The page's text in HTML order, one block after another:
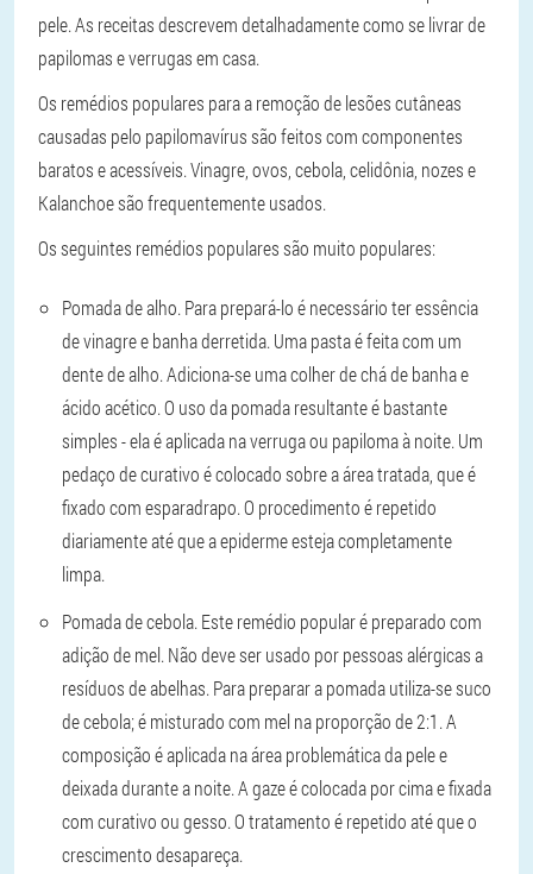
pele. As receitas descrevem detalhadamente como se livrar de
papilomas e verrugas em casa.
Os remédios populares para a remoção de lesões cutâneas
causadas pelo papilomavírus são feitos com componentes
baratos e acessíveis. Vinagre, ovos, cebola, celidônia, nozes e
Kalanchoe são frequentemente usados.
Os seguintes remédios populares são muito populares:
Pomada de alho. Para prepará-lo é necessário ter essência
de vinagre e banha derretida. Uma pasta é feita com um
dente de alho. Adiciona-se uma colher de chá de banha e
ácido acético. O uso da pomada resultante é bastante
simples - ela é aplicada na verruga ou papiloma à noite. Um
pedaço de curativo é colocado sobre a área tratada, que é
fixado com esparadrapo. O procedimento é repetido
diariamente até que a epiderme esteja completamente
limpa.
Pomada de cebola. Este remédio popular é preparado com
adição de mel. Não deve ser usado por pessoas alérgicas a
resíduos de abelhas. Para preparar a pomada utiliza-se suco
de cebola; é misturado com mel na proporção de 2:1. A
composição é aplicada na área problemática da pele e
deixada durante a noite. A gaze é colocada por cima e fixada
com curativo ou gesso. O tratamento é repetido até que o
crescimento desapareça.